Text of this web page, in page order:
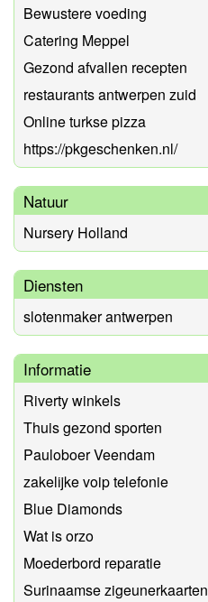
Bewustere voeding
Catering Meppel
Gezond afvallen recepten
restaurants antwerpen zuid
Online turkse pizza
https://pkgeschenken.nl/
Natuur
Nursery Holland
Diensten
slotenmaker antwerpen
Informatie
Riverty winkels
Thuis gezond sporten
Pauloboer Veendam
zakelijke voip telefonie
Blue Diamonds
Wat is orzo
Moederbord reparatie
Surinaamse zigeunerkaarten